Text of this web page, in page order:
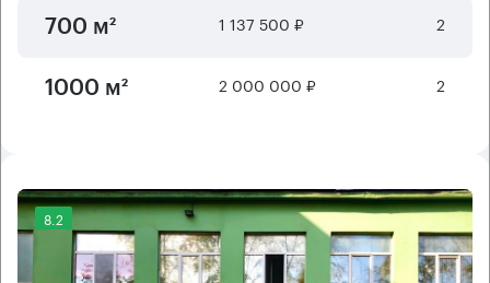
700 м² 1 137 500 ₽ 2
1000 м² 2 000 000 ₽ 2
8.2